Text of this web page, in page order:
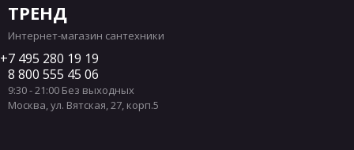
ТРЕНД
Интернет-магазин сантехники
7 495 280 19 19
8 800 555 45 06
9:30 - 21:00 Без выходных
Москва,ул. Вятская, 27, корп.5